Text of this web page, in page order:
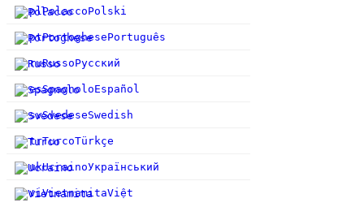
plPolaccoPolski
ptPortoghesePortuguês
ruRussoРусский
esSpagnoloEspañol
svSvedeseSwedish
trTurcoTürkçe
ukUcrainoУкраїнський
viVietnamitaViệt